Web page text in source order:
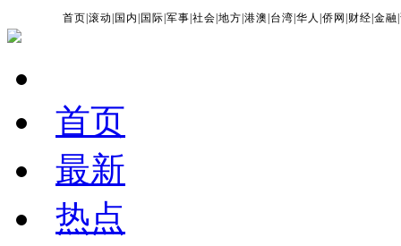
首页 |滚动 国内 国际 |军事 |社会 |地方 |港澳 台湾 |华人 |侨网 财经 |金融 |
首页
最新
热点